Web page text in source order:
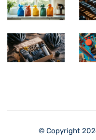
© Copyright